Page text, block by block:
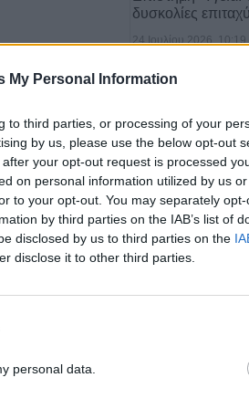
My Personal Information
to third parties, or processing of your
by us, please use the below opt-out
your opt-out request is processed
on personal information utilized by us
to your opt-out. You may separately
by third parties on the IAB’s list of
disclosed by us to third parties on the
disclose it to other third parties.
personal data.
28/09) , που
συνολικά 100
δυσκολίες
24 Ιουλίου 2026, 10:19
Υγεία: Ο θόρυβος